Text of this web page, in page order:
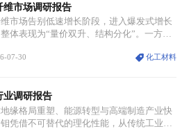
核心战略矿产，全球产业形成“印尼掌控
、中国主导消费与技术、工艺向低碳湿法
镍加速补位”的全新格局。
维市场调研报告
市场告别低速增长阶段，进入爆发式增长
体表现为“量价双升、结构分化”。一方面
另一方面产品、需求、应用场景呈现明显
，高附加值领域与规模化工业应用形成两
体系。
07-30 化工材料
业调研报告
缘格局重塑、能源转型与高端制造产业快
凭借不可替代的理化性能，从传统工业金